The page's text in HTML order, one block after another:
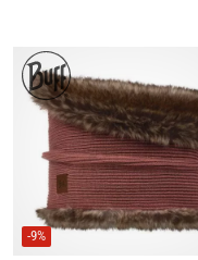
-9%